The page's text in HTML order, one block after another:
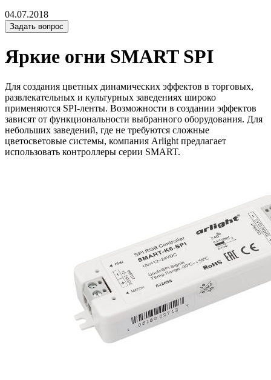
04.07.2018
Задать вопрос
Яркие огни SMART SPI
Для создания цветных динамических эффектов в торговых,
развлекательных и культурных заведениях широко
применяются SPI-ленты. Возможности в создании эффектов
зависят от функциональности выбранного оборудования. Для
небольших заведений, где не требуются сложные
цветосветовые системы, компания Arlight предлагает
использовать контроллеры серии SMART.